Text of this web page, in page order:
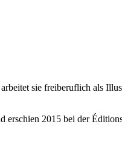
sie freiberuflich als
2015 bei der